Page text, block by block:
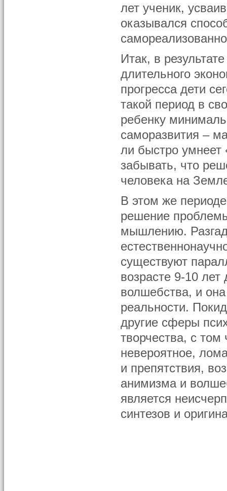
лет ученик,
оказывался
Итак, в
длительного
прогресса дети
такой период в
ребенку
саморазвития –
ли быстро
забывать, что
человека на
В этом же периоде
решение
мышлению.
существуют
возрасте 9-10
волшебства, и
реальности.
другие сферы
творчества, с
невероятное,
и препятствия,
анимизма и
является
синтезов и